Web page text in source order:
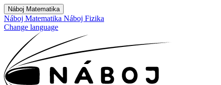
Náboj Matematika
Náboj Matematika Náboj Fizika
Change language